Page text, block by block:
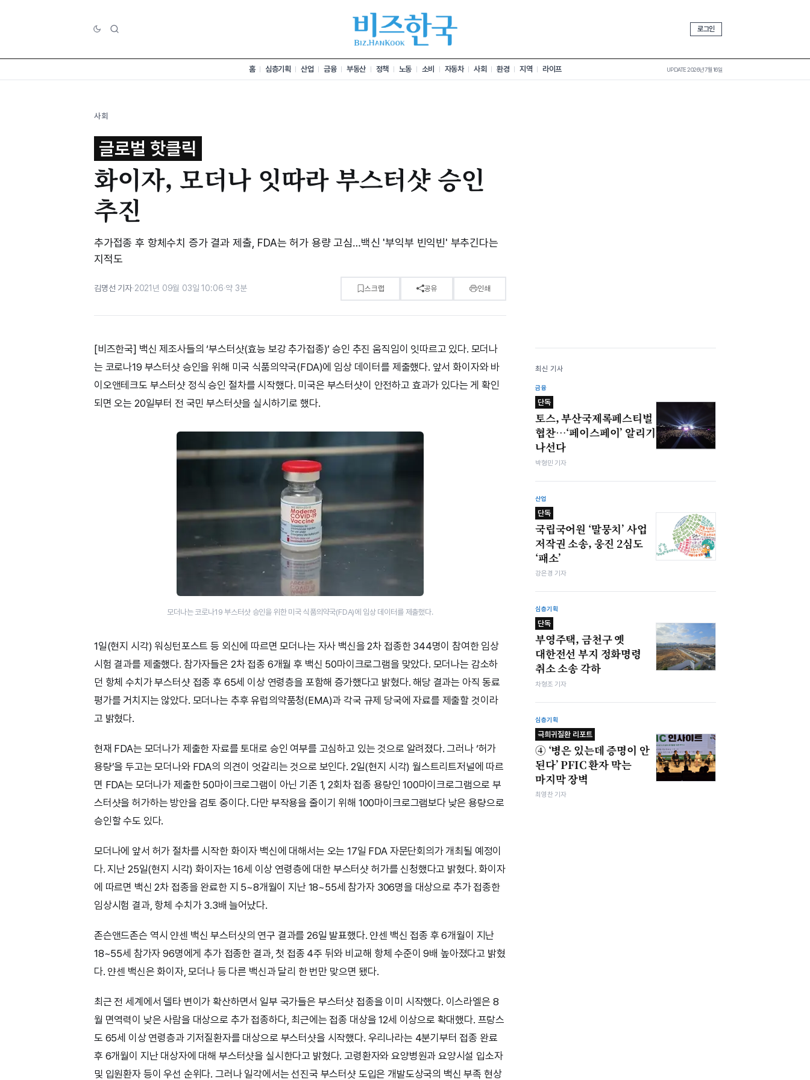
로그인
홈 심층기획 산업 금융 부동산 정책 노동 소비 자동차 사회 환경 지역 라이프 UPDATE 2026년 7월 16일
사회
글로벌 핫클릭
화이자, 모더나 잇따라 부스터샷 승인
추진
추가접종 후 항체수치 증가 결과 제출, FDA는 허가 용량 고심…백신 '부익부 빈익빈' 부추긴다는
지적도
김명선 기자·2021년 09월 03일 10:06·약 3분 스크랩 공유 인쇄
[비즈한국] 백신 제조사들의 ‘부스터샷(효능 보강 추가접종)’ 승인 추진 움직임이 잇따르고 있다. 모더나
는 코로나19 부스터샷 승인을 위해 미국 식품의약국(FDA)에 임상 데이터를 제출했다. 앞서 화이자와 바
이오앤테크도 부스터샷 정식 승인 절차를 시작했다. 미국은 부스터샷이 안전하고 효과가 있다는 게 확인
되면 오는 20일부터 전 국민 부스터샷을 실시하기로 했다.
모더나는 코로나19 부스터샷 승인을 위한 미국 식품의약국(FDA)에 임상 데이터를 제출했다.
1일(현지 시각) 워싱턴포스트 등 외신에 따르면 모더나는 자사 백신을 2차 접종한 344명이 참여한 임상
시험 결과를 제출했다. 참가자들은 2차 접종 6개월 후 백신 50마이크로그램을 맞았다. 모더나는 감소하
던 항체 수치가 부스터샷 접종 후 65세 이상 연령층을 포함해 증가했다고 밝혔다. 해당 결과는 아직 동료
평가를 거치지는 않았다. 모더나는 추후 유럽의약품청(EMA)과 각국 규제 당국에 자료를 제출할 것이라
고 밝혔다.
현재 FDA는 모더나가 제출한 자료를 토대로 승인 여부를 고심하고 있는 것으로 알려졌다. 그러나 ‘허가
용량’을 두고는 모더나와 FDA의 의견이 엇갈리는 것으로 보인다. 2일(현지 시각) 월스트리트저널에 따르
면 FDA는 모더나가 제출한 50마이크로그램이 아닌 기존 1, 2회차 접종 용량인 100마이크로그램으로 부
스터샷을 허가하는 방안을 검토 중이다. 다만 부작용을 줄이기 위해 100마이크로그램보다 낮은 용량으로
승인할 수도 있다.
모더나에 앞서 허가 절차를 시작한 화이자 백신에 대해서는 오는 17일 FDA 자문단회의가 개최될 예정이
다. 지난 25일(현지 시각) 화이자는 16세 이상 연령층에 대한 부스터샷 허가를 신청했다고 밝혔다. 화이자
에 따르면 백신 2차 접종을 완료한 지 5~8개월이 지난 18~55세 참가자 306명을 대상으로 추가 접종한
임상시험 결과, 항체 수치가 3.3배 늘어났다.
존슨앤드존슨 역시 얀센 백신 부스터샷의 연구 결과를 26일 발표했다. 얀센 백신 접종 후 6개월이 지난
18~55세 참가자 96명에게 추가 접종한 결과, 첫 접종 4주 뒤와 비교해 항체 수준이 9배 높아졌다고 밝혔
다. 얀센 백신은 화이자, 모더나 등 다른 백신과 달리 한 번만 맞으면 됐다.
최근 전 세계에서 델타 변이가 확산하면서 일부 국가들은 부스터샷 접종을 이미 시작했다. 이스라엘은 8
월 면역력이 낮은 사람을 대상으로 추가 접종하다, 최근에는 접종 대상을 12세 이상으로 확대했다. 프랑스
도 65세 이상 연령층과 기저질환자를 대상으로 부스터샷을 시작했다. 우리나라는 4분기부터 접종 완료
후 6개월이 지난 대상자에 대해 부스터샷을 실시한다고 밝혔다. 고령환자와 요양병원과 요양시설 입소자
및 입원환자 등이 우선 순위다. 그러나 일각에서는 선진국 부스터샷 도입은 개발도상국의 백신 부족 현상
최신 기사
금융
단독
토스, 부산국제록페스티벌
협찬…‘페이스페이’ 알리기
나선다
박형민 기자
산업
단독
국립국어원 ‘말뭉치’ 사업
저작권 소송, 웅진 2심도
‘패소’
강은경 기자
심층기획
단독
부영주택, 금천구 옛
대한전선 부지 정화명령
취소 소송 각하
차형조 기자
심층기획
극희귀질환 리포트
④ ‘병은 있는데 증명이 안
된다’ PFIC 환자 막는
마지막 장벽
최영찬 기자